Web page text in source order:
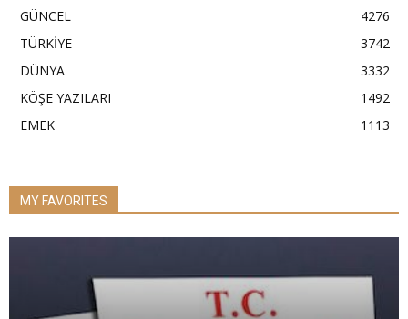
GÜNCEL
4276
TÜRKİYE
3742
DÜNYA
3332
KÖŞE YAZILARI
1492
EMEK
1113
MY FAVORITES